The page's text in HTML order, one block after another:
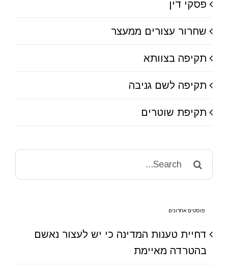
פסקי דין
שחרור עצורים ממעצר
תקיפה בצוותא
תקיפה לשם גניבה
תקיפת שוטרים
for:
פוסטים אחרונים
דחיית טענות המדינה כי יש לעצור נאשם
בהטרדה מאיימת